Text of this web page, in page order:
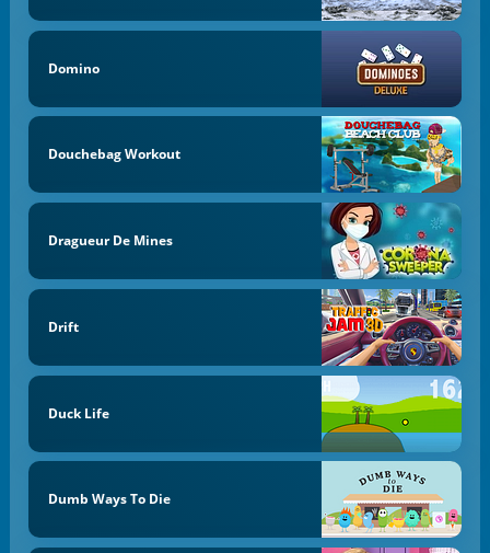
Domino
Douchebag Workout
Dragueur De Mines
Drift
Duck Life
Dumb Ways To Die